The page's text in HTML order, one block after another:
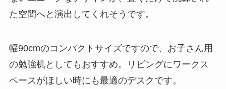
た空間へと演出してくれそうです。
幅90cmのコンパクトサイズですので、お子さん用
の勉強机としてもおすすめ。リビングにワークス
ペースがほしい時にも最適のデスクです。